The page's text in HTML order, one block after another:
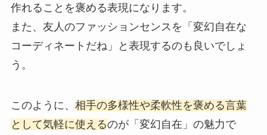
作れることを褒める表現になります。
また、友人のファッションセンスを「変幻自在な
コーディネートだね」と表現するのも良いでしょ
う。
このように、 相手の多様性や柔軟性を褒める言葉
として気軽に使えるのが「変幻自在」の魅力で